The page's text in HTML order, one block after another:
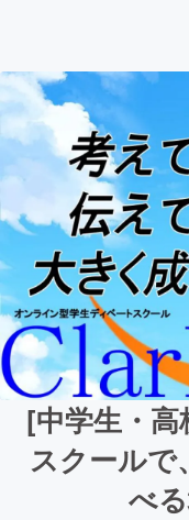
[中学生・
スクールで
べ